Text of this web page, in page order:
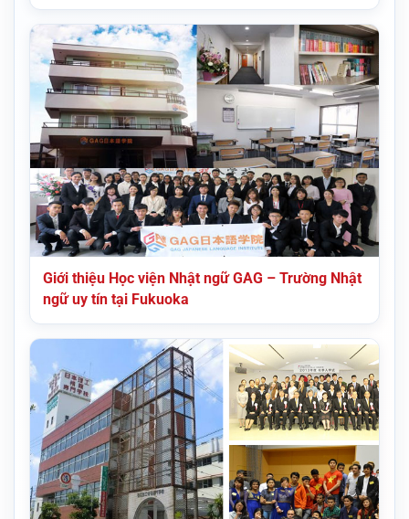
Giới thiệu Học viện Nhật ngữ GAG – Trường Nhật
ngữ uy tín tại Fukuoka